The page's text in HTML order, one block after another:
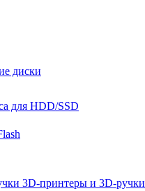
диски
для HDD/SSD
3D-принтеры и 3D-ручки